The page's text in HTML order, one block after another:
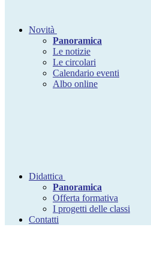
Novità
Panoramica
Le notizie
Le circolari
Calendario eventi
Albo online
Didattica
Panoramica
Offerta formativa
I progetti delle classi
Contatti